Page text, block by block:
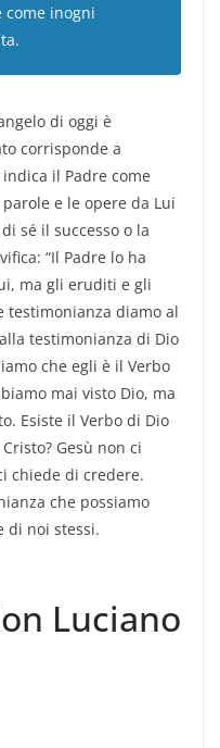
come inogni
di oggi è
corrisponde a
il Padre come
e le opere da Lui
sé il successo o la
“Il Padre lo ha
ma gli eruditi e gli
testimonianza diamo al
testimonianza di Dio
che egli è il Verbo
mai visto Dio, ma
Esiste il Verbo di Dio
Gesù non ci
chiede di credere.
che possiamo
di noi stessi.
Luciano